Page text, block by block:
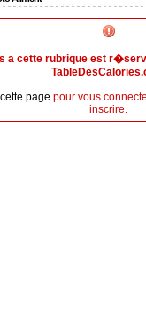
a cette rubrique est
cette page pour vous
inscrire.